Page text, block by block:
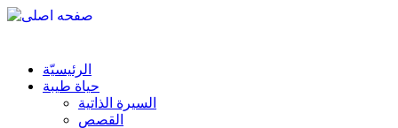
الرئیسیّة
حياة طيبة
السيرة الذاتية
القصص